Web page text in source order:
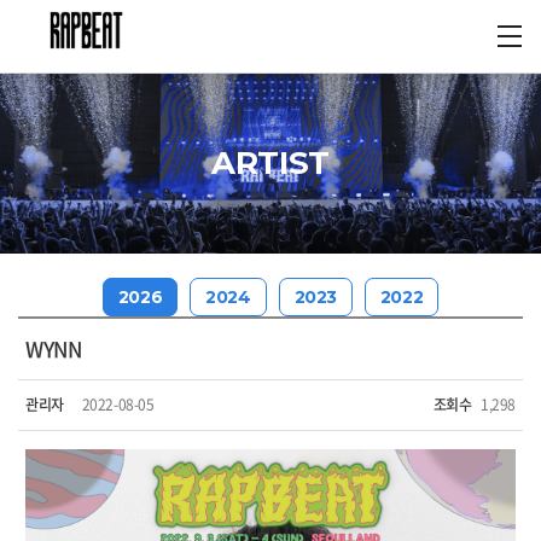
ARTIST
2026 2024 2023 2022
WYNN
관리자 2022-08-05 조회수 1,298